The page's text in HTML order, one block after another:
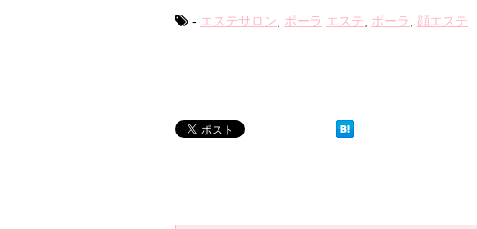
- エステサロン ポーラ エステ ポーラ 顔エステ